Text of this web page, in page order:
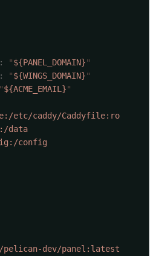
: "${PANEL_DOMAIN}
: "${WINGS_DOMAIN}
${ACME_EMAIL}